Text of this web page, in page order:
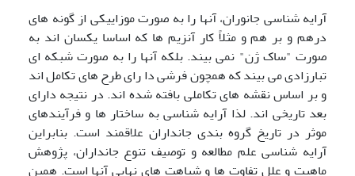
آرایه شناسی جانوران، آنها را به صورت موزاییکی از گونه های
درهم و بر هم و مثلاً کار آنزیم ها که اساسا یکسان اند به
صورت "ساک ژن" نمی بیند. بلکه آنها را به صورت شبکه ای
تبارزادی می بیند که همچون فرشی دا رای طرح های تکامل اند
و بر اساس نقشه های تکاملی بافته شده اند. در نتیجه دارای
بعد تاریخی اند. لذا آرایه شناسی به ساختار ها و فرآیندهای
موثر در تاریخ گروه بندی جانداران علاقمند است. بنابراین
آرایه شناسی علم مطالعه و توصیف تنوع جانداران، پژوهش
ماهیت و علل تفاوت ها و شباهت های نهایی آنها است. همین